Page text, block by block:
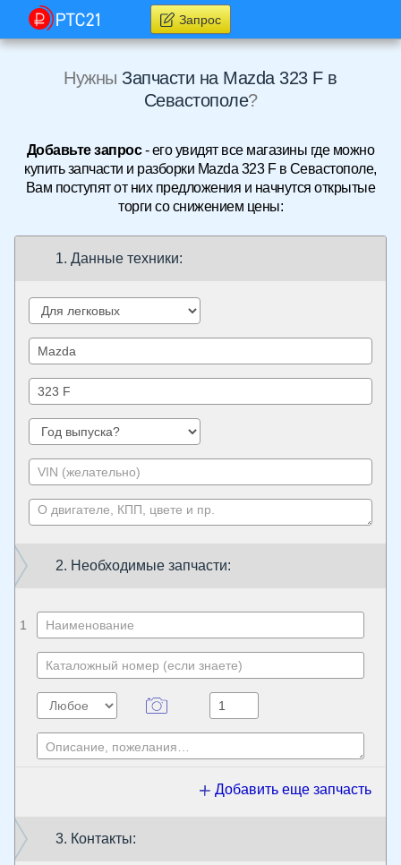
Запрос
Нужны Запчасти на Mazda 323 F в
Севастополе?
Добавьте запрос- его увидят все магазины где можно
купить запчасти и разборки Mazda 323 F в Севастополе,
Вам поступят от них предложения и начнутся открытые
торги со снижением цены:
1. Данные техники:
2. Необходимые запчасти:
1
Добавить еще запчасть
3. Контакты: